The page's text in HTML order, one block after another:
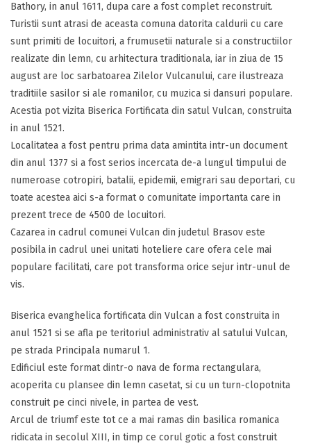
Bathory, in anul 1611, dupa care a fost complet reconstruit.
Turistii sunt atrasi de aceasta comuna datorita caldurii cu care
sunt primiti de locuitori, a frumusetii naturale si a constructiilor
realizate din lemn, cu arhitectura traditionala, iar in ziua de 15
august are loc sarbatoarea Zilelor Vulcanului, care ilustreaza
traditiile sasilor si ale romanilor, cu muzica si dansuri populare.
Acestia pot vizita Biserica Fortificata din satul Vulcan, construita
in anul 1521.
Localitatea a fost pentru prima data amintita intr-un document
din anul 1377 si a fost serios incercata de-a lungul timpului de
numeroase cotropiri, batalii, epidemii, emigrari sau deportari, cu
toate acestea aici s-a format o comunitate importanta care in
prezent trece de 4500 de locuitori.
Cazarea in cadrul comunei Vulcan din judetul Brasov este
posibila in cadrul unei unitati hoteliere care ofera cele mai
populare facilitati, care pot transforma orice sejur intr-unul de
vis.
Biserica evanghelica fortificata din Vulcan a fost construita in
anul 1521 si se afla pe teritoriul administrativ al satului Vulcan,
pe strada Principala numarul 1.
Edificiul este format dintr-o nava de forma rectangulara,
acoperita cu plansee din lemn casetat, si cu un turn-clopotnita
construit pe cinci nivele, in partea de vest.
Arcul de triumf este tot ce a mai ramas din basilica romanica
ridicata in secolul XIII, in timp ce corul gotic a fost construit